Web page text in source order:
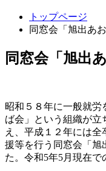
トップページ
同窓会「旭出あお
同窓会「旭出
昭和５８年に一般就労
ば会」という組織が立
え、平成１２年には
援等を行う同窓会「旭
た。令和5年5月現在で